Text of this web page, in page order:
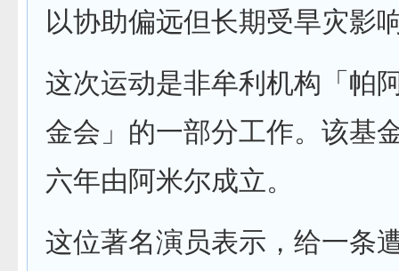
以协助偏远但长期受旱灾影
这次运动是非牟利机构「帕
金会」的一部分工作。该基
六年由阿米尔成立。
这位著名演员表示，给一条